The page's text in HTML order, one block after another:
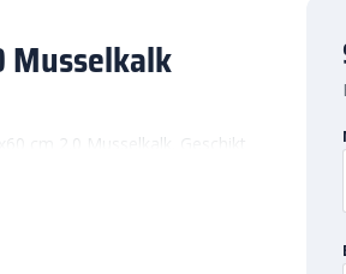
Musselkalk
cm 2.0 Musselkalk. Geschikt
bijvoorbeeld aan
borders. Of denk aan eigen
kunnen deze blokken ook
Of je nou meer groen in de